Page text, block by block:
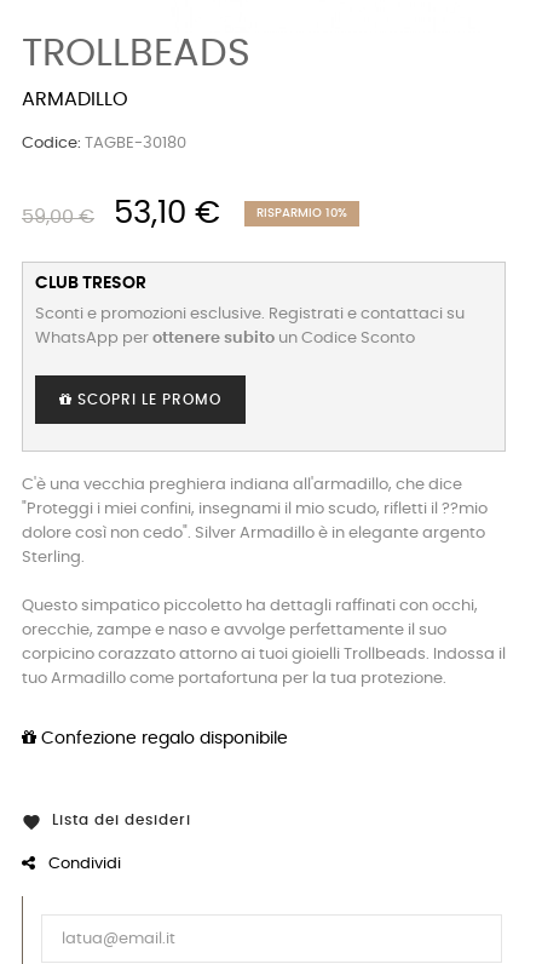
TROLLBEADS
ARMADILLO
Codice: TAGBE-30180
59,00 € 53,10 € RISPARMIO 10%
CLUB TRESOR
Sconti e promozioni esclusive. Registrati e contattaci su
WhatsApp per ottenere subito un Codice Sconto
SCOPRI LE PROMO
C'è una vecchia preghiera indiana all'armadillo, che dice
"Proteggi i miei confini, insegnami il mio scudo, rifletti il ??mio
dolore così non cedo". Silver Armadillo è in elegante argento
Sterling.
Questo simpatico piccoletto ha dettagli raffinati con occhi,
orecchie, zampe e naso e avvolge perfettamente il suo
corpicino corazzato attorno ai tuoi gioielli Trollbeads. Indossa il
tuo Armadillo come portafortuna per la tua protezione.
Confezione regalo disponibile
 Lista dei desideri
Condividi